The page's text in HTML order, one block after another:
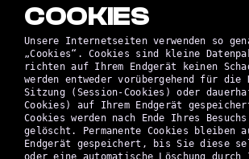
COOKIES
Unsere Internetseiten verwenden so
„Cookies“. Cookies sind kleine
richten auf Ihrem Endgerät keinen
werden entweder vorübergehend für die
Sitzung (Session-Cookies) oder
Cookies) auf Ihrem Endgerät
Cookies werden nach Ende Ihres
gelöscht. Permanente Cookies bleiben
Endgerät gespeichert, bis Sie diese
oder eine automatische Löschung durch